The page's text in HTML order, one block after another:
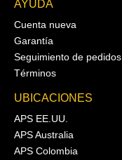
AYUDA
Cuenta nueva
Garantía
Seguimiento de pedidos
Términos
UBICACIONES
APS EE.UU.
APS Australia
APS Colombia